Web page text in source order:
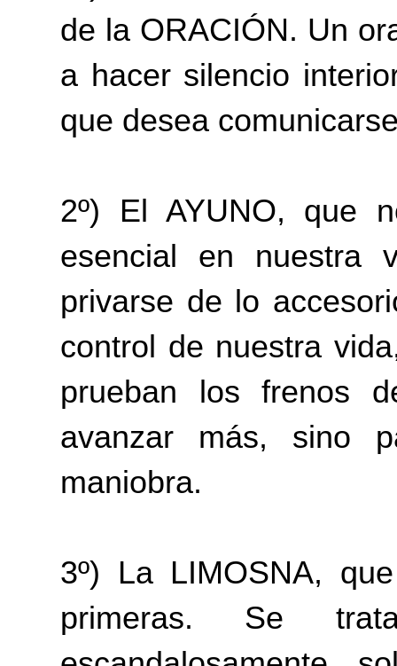
de la ORACIÓN. Un
a hacer silencio
que desea
2º) El AYUNO, que
esencial en nuestra
privarse de lo
control de nuestra
prueban los frenos
avanzar más, sino
maniobra.
3º) La LIMOSNA,
primeras. Se